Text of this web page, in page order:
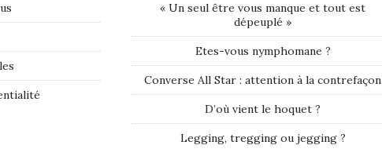
« Un seul être vous manque et tout est
dépeuplé »
Etes-vous nymphomane ?
Converse All Star : attention à la contrefaçon
D’où vient le hoquet ?
Legging, tregging ou jegging ?